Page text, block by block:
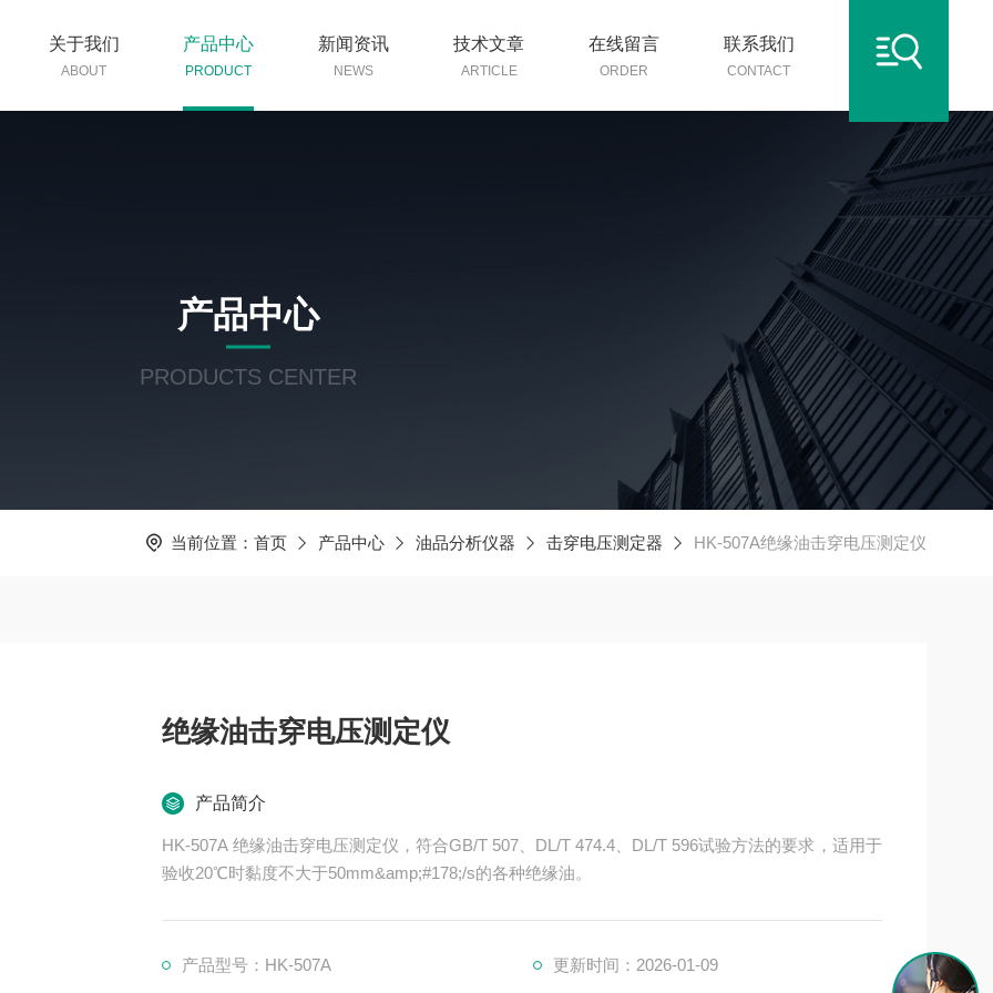
关于我们
ABOUT
产品中心
PRODUCT
新闻资讯
NEWS
技术文章
ARTICLE
在线留言
ORDER
联系我们
CONTACT
产品中心
PRODUCTS CENTER
当前位置： 首页 产品中心 油品分析仪器 击穿电压测定器 HK-507A绝缘油击穿电压测定仪
绝缘油击穿电压测定仪
产品简介
HK-507A 绝缘油击穿电压测定仪，符合GB/T 507、DL/T 474.4、DL/T 596试验方法的要求，适用于
验收20℃时黏度不大于50mm&amp;#178;/s的各种绝缘油。
产品型号：HK-507A 更新时间：2026-01-09